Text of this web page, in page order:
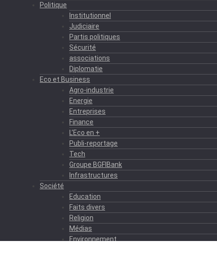
Politique
Institutionnel
Judiciaire
Partis politiques
Sécurité
associations
Diplomatie
Eco et Business
Agro-industrie
Energie
Entreprises
Finance
L’Eco en +
Publi-reportage
Tech
Groupe BGFIBank
Infrastructures
Société
Education
Faits divers
Religion
Médias
Environnement